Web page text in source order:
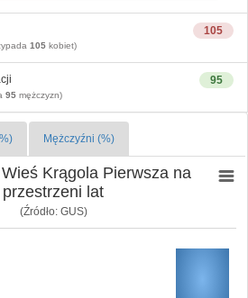
105
105 kobiet)
95
95 mężczyzn)
Mężczyźni (%)
Krągola Pierwsza na
przestrzeni lat
(Źródło: GUS)